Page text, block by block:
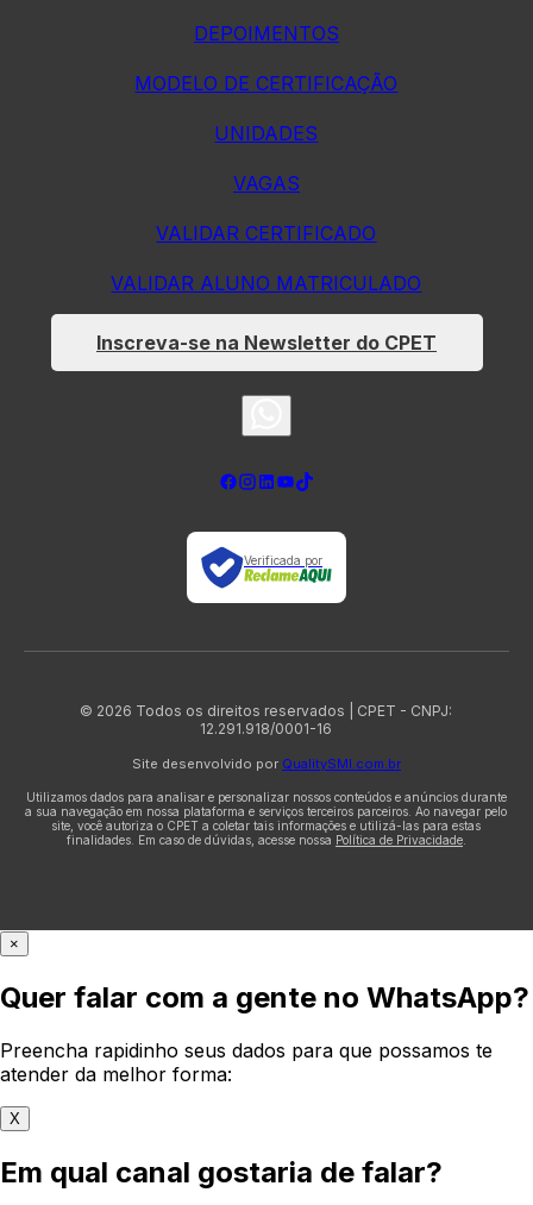
DEPOIMENTOS
MODELO DE CERTIFICAÇÃO
UNIDADES
VAGAS
VALIDAR CERTIFICADO
VALIDAR ALUNO MATRICULADO
Inscreva-se na Newsletter do CPET
Verificada por
© 2026 Todos os direitos reservados | CPET - CNPJ:
12.291.918/0001-16
Site desenvolvido por QualitySMI.com.br
Utilizamos dados para analisar e personalizar nossos conteúdos e anúncios durante
a sua navegação em nossa plataforma e serviços terceiros parceiros. Ao navegar pelo
site, você autoriza o CPET a coletar tais informações e utilizá-las para estas
finalidades. Em caso de dúvidas, acesse nossa Política de Privacidade.
×
Quer falar com a gente no WhatsApp?
Preencha rapidinho seus dados para que possamos te
atender da melhor forma:
X
Em qual canal gostaria de falar?